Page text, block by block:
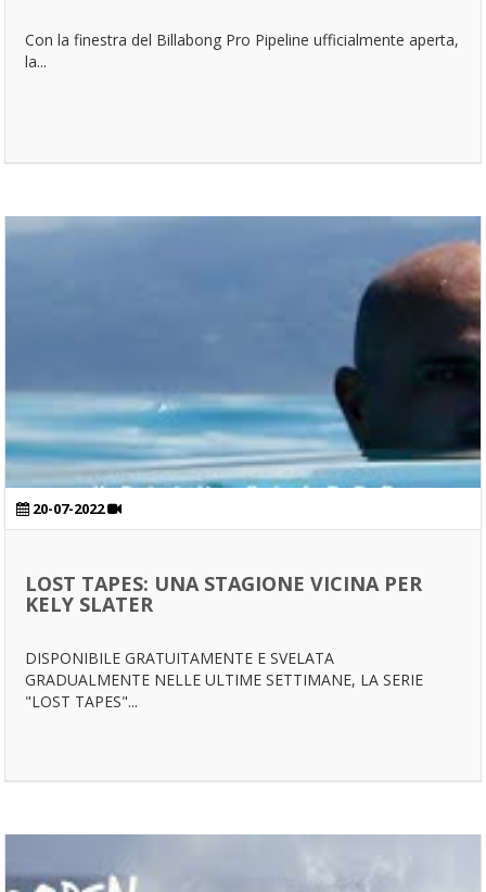
Con la finestra del Billabong Pro Pipeline ufficialmente aperta,
la...
20-07-2022
LOST TAPES: UNA STAGIONE VICINA PER
KELY SLATER
DISPONIBILE GRATUITAMENTE E SVELATA
GRADUALMENTE NELLE ULTIME SETTIMANE, LA SERIE
"LOST TAPES"...